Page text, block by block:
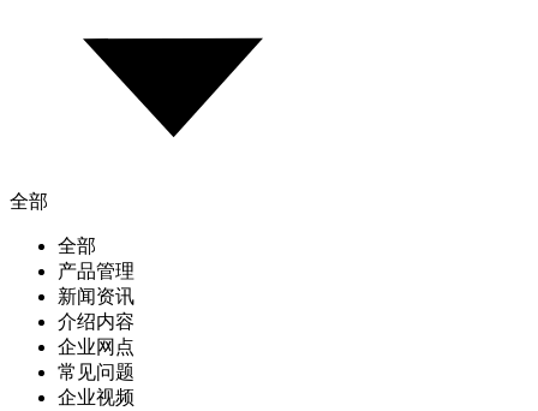
全部
全部
产品管理
新闻资讯
介绍内容
企业网点
常见问题
企业视频